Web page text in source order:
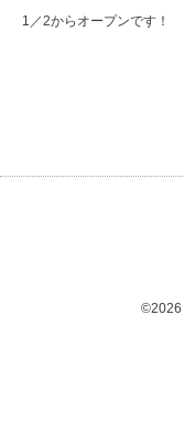
1／2からオープンです！
©2026